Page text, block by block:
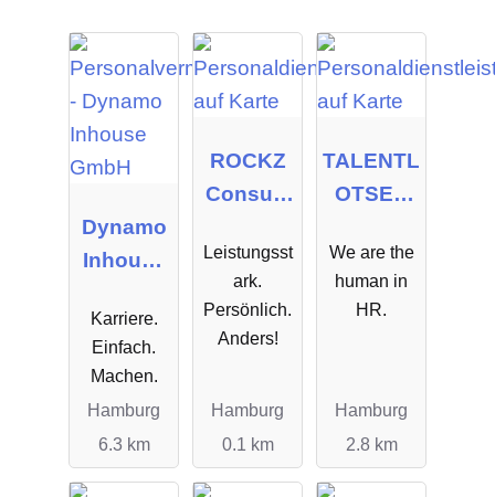
Dynamo
Inhouse
Karriere.
Einfach.
Machen.
Hamburg
6.3 km
ROCKZ
Consulti
Leistungsst
ark.
Persönlich.
Anders!
Hamburg
0.1 km
TALENTL
OTSEN
We are the
human in
HR.
Hamburg
2.8 km